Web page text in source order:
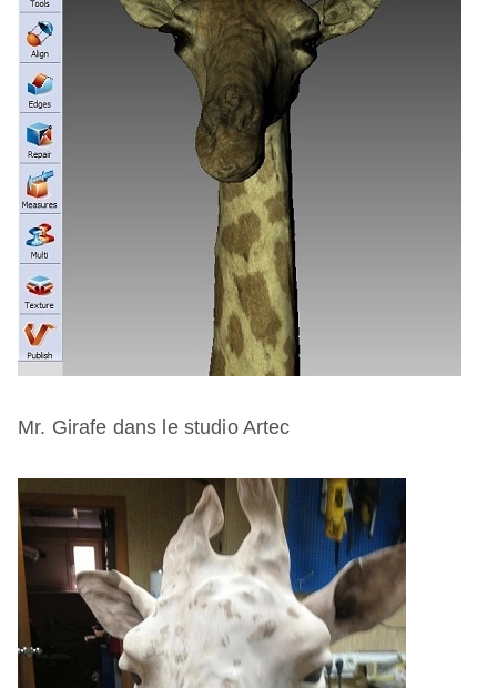
Mr. Girafe dans le studio Artec